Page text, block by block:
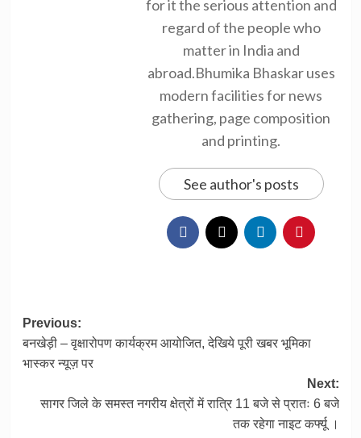
for it the serious attention and
regard of the people who
matter in India and
abroad.Bhumika Bhaskar uses
modern facilities for news
gathering, page composition
and printing.
See author's posts
Post
navigation
Previous:
बनखेड़ी – वृक्षारोपण कार्यक्रम आयोजित, देखिये पूरी खबर भूमिका
भास्कर न्यूज़ पर
Next:
सागर जिले के समस्त नगरीय क्षेत्रों में रात्रि 11 बजे से प्रातः 6 बजे
तक रहेगा नाइट कर्फ्यू ।